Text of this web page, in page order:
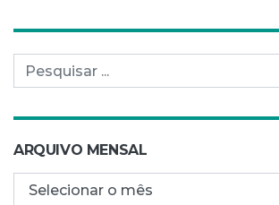
Pesquisar por:
ARQUIVO MENSAL
Arquivo mensal